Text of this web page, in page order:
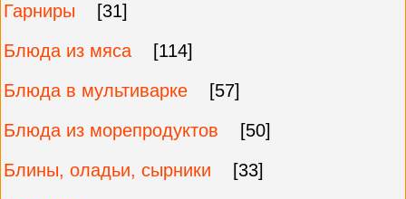
Гарниры
[31]
Блюда из мяса
[114]
Блюда в мультиварке
[57]
Блюда из морепродуктов
[50]
Блины, оладьи, сырники
[33]